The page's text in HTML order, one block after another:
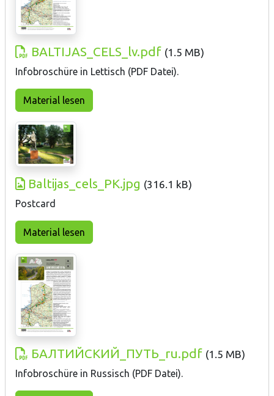
BALTIJAS_CELS_lv.pdf (1.5 MB)
Infobroschüre in Lettisch (PDF Datei).
Material lesen
Baltijas_cels_PK.jpg (316.1 kB)
Postcard
Material lesen
БАЛТИЙСКИЙ_ПУТЬ_ru.pdf (1.5 MB)
Infobroschüre in Russisch (PDF Datei).